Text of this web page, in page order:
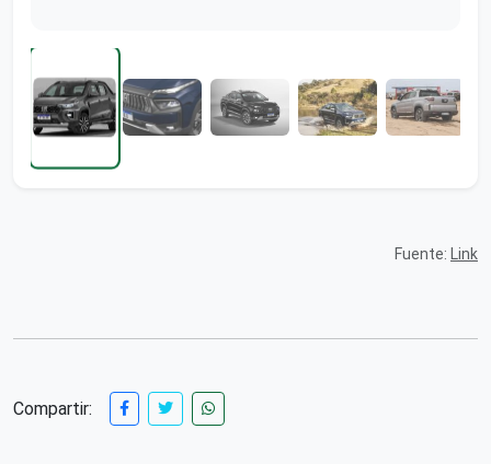
Fuente: Link
Compartir: